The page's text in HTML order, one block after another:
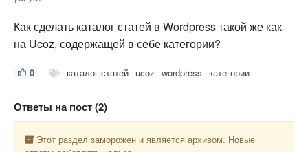
Как сделать каталог статей в Wordpress такой же как
на Ucoz, содержащей в себе категории?
0 каталог статей ucoz wordpress категории
Ответы на пост (2)
Этот раздел заморожен и является архивом. Новые